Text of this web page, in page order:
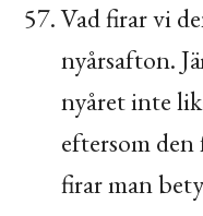
Vad firar vi
nyårsafton.
nyåret inte
eftersom
firar man